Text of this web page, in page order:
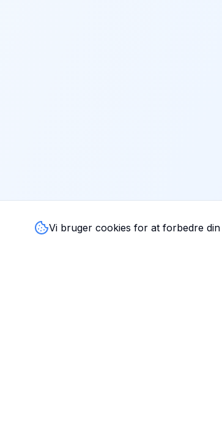
Vi bruger cookies for at forbedre